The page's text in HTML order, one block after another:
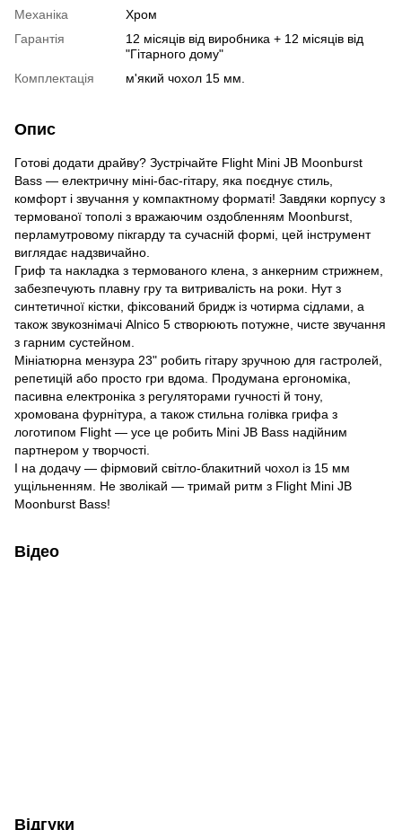
Механіка
Хром
Гарантія
12 місяців від виробника + 12 місяців від
"Гітарного дому"
Комплектація
м'який чохол 15 мм.
Опис
Готові додати драйву? Зустрічайте Flight Mini JB Moonburst
Bass — електричну міні-бас-гітару, яка поєднує стиль,
комфорт і звучання у компактному форматі! Завдяки корпусу з
термованої тополі з вражаючим оздобленням Moonburst,
перламутровому пікгарду та сучасній формі, цей інструмент
виглядає надзвичайно.
Гриф та накладка з термованого клена, з анкерним стрижнем,
забезпечують плавну гру та витривалість на роки. Нут з
синтетичної кістки, фіксований бридж із чотирма сідлами, а
також звукознімачі Alnico 5 створюють потужне, чисте звучання
з гарним сустейном.
Мініатюрна мензура 23" робить гітару зручною для гастролей,
репетицій або просто гри вдома. Продумана ергономіка,
пасивна електроніка з регуляторами гучності й тону,
хромована фурнітура, а також стильна голівка грифа з
логотипом Flight — усе це робить Mini JB Bass надійним
партнером у творчості.
І на додачу — фірмовий світло-блакитний чохол із 15 мм
ущільненням. Не зволікай — тримай ритм з Flight Mini JB
Moonburst Bass!
Відео
Відгуки